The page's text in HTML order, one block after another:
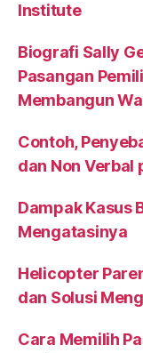
Institute
Biografi Sally
Pasangan
Membangun
Contoh,
dan Non Verbal
Dampak Kasus
Mengatasinya
Helicopter
dan Solusi
Cara Memilih